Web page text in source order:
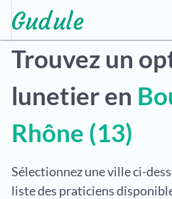
Trouvez un
lunetier en
Rhône (13)
Sélectionnez une ville ci-
liste des praticiens